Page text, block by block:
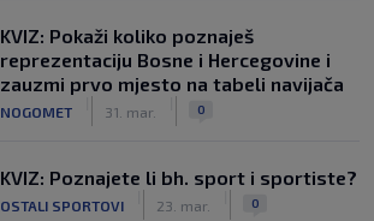
KVIZ: Pokaži koliko poznaješ
reprezentaciju Bosne i Hercegovine i
zauzmi prvo mjesto na tabeli navijača
NOGOMET 31. mar. 0
KVIZ: Poznajete li bh. sport i sportiste?
OSTALI SPORTOVI 23. mar. 0